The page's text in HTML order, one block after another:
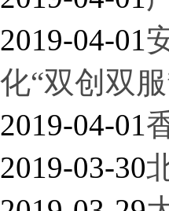
2019-04-01
化“双创双
2019-04-01
2019-03-30